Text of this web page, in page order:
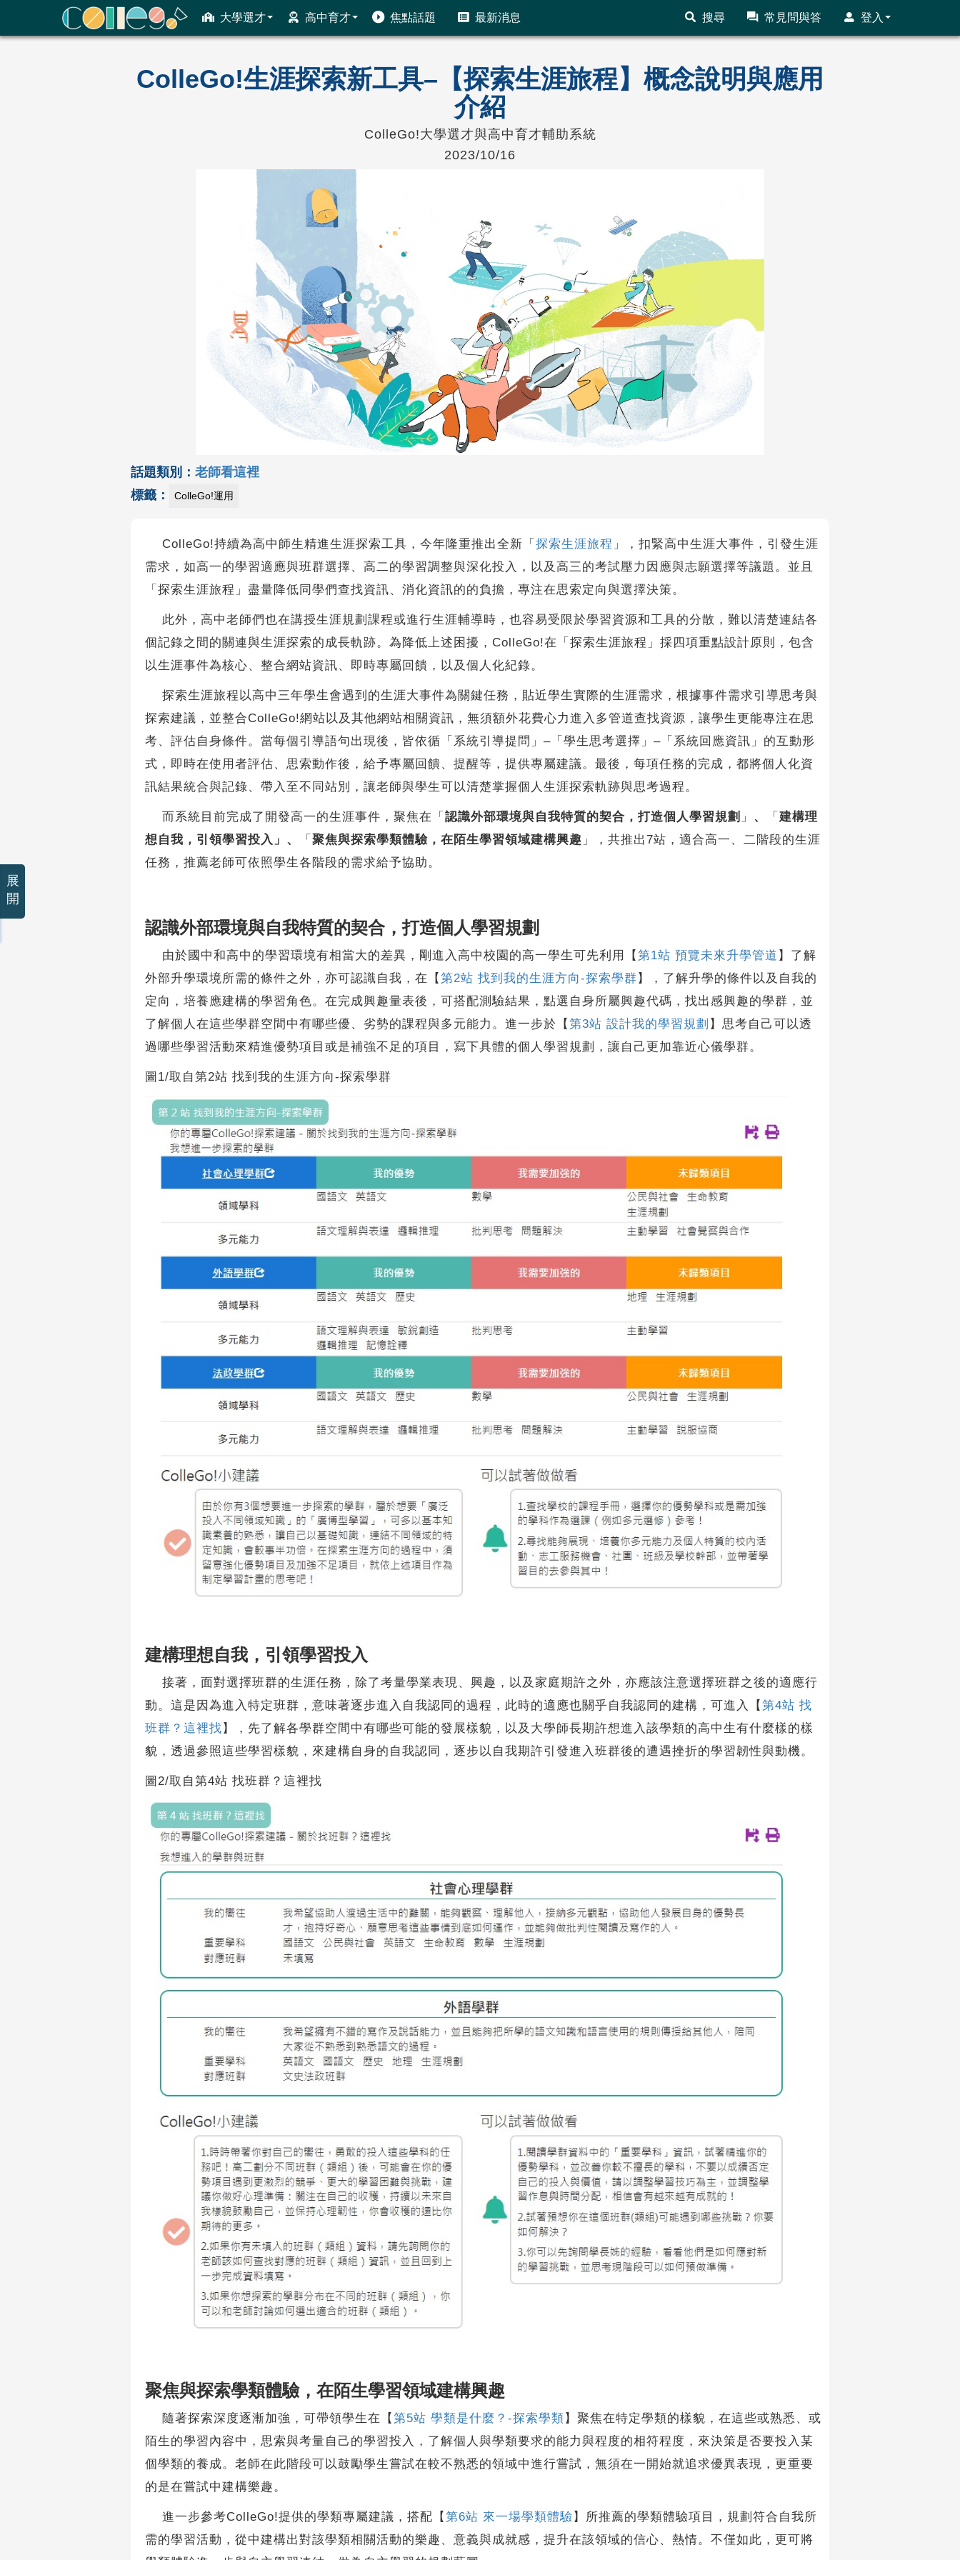
大學選才 高中育才 焦點話題 最新消息 搜尋 常見問與答 登入
ColleGo! 大學選才與高中育才輔助系統
ColleGo!生涯探索新工具–【探索生涯旅程】概念說明與應用
介紹
ColleGo!大學選才與高中育才輔助系統
2023/10/16
話題類別： 老師看這裡
標籤：
ColleGo!運用
ColleGo!持續為高中師生精進生涯探索工具，今年隆重推出全新「 探索生涯旅程 」，扣緊高中生涯大事件，引發生涯
需求，如高一的學習適應與班群選擇、高二的學習調整與深化投入，以及高三的考試壓力因應與志願選擇等議題。並且
「探索生涯旅程」盡量降低同學們查找資訊、消化資訊的的負擔，專注在思索定向與選擇決策。
此外，高中老師們也在講授生涯規劃課程或進行生涯輔導時，也容易受限於學習資源和工具的分散，難以清楚連結各
個記錄之間的關連與生涯探索的成長軌跡。為降低上述困擾，ColleGo!在「探索生涯旅程」採四項重點設計原則，包含
以生涯事件為核心、整合網站資訊、即時專屬回饋，以及個人化紀錄。
探索生涯旅程以高中三年學生會遇到的生涯大事件為關鍵任務，貼近學生實際的生涯需求，根據事件需求引導思考與
探索建議，並整合ColleGo!網站以及其他網站相關資訊，無須額外花費心力進入多管道查找資源，讓學生更能專注在思
考、評估自身條件。當每個引導語句出現後，皆依循「系統引導提問」–「學生思考選擇」–「系統回應資訊」的互動形
式，即時在使用者評估、思索動作後，給予專屬回饋、提醒等，提供專屬建議。最後，每項任務的完成，都將個人化資
訊結果統合與記錄、帶入至不同站別，讓老師與學生可以清楚掌握個人生涯探索軌跡與思考過程。
而系統目前完成了開發高一的生涯事件，聚焦在「 認識外部環境與自我特質的契合，打造個人學習規劃 」 、 「 建構理
想自我，引領學習投入」、
「 聚焦與探索學類體驗，在陌生學習領域建構興趣 」，共推出7站，適合高一、二階段的生涯
任務，推薦老師可依照學生各階段的需求給予協助。
認識外部環境與自我特質的契合，打造個人學習規劃
由於國中和高中的學習環境有相當大的差異，剛進入高中校園的高一學生可先利用【 第1站 預覽未來升學管道 】了解
外部升學環境所需的條件之外，亦可認識自我，在【 第2站 找到我的生涯方向-探索學群 】，了解升學的條件以及自我的
定向，培養應建構的學習角色。在完成興趣量表後，可搭配測驗結果，點選自身所屬興趣代碼，找出感興趣的學群，並
了解個人在這些學群空間中有哪些優、劣勢的課程與多元能力。進一步於【 第3站 設計我的學習規劃 】思考自己可以透
過哪些學習活動來精進優勢項目或是補強不足的項目，寫下具體的個人學習規劃，讓自己更加靠近心儀學群。
圖1/取自第2站 找到我的生涯方向-探索學群
建構理想自我，引領學習投入
接著，面對選擇班群的生涯任務，除了考量學業表現、興趣，以及家庭期許之外，亦應該注意選擇班群之後的適應行
動。這是因為進入特定班群，意味著逐步進入自我認同的過程，此時的適應也關乎自我認同的建構，可進入【 第4站 找
班群？這裡找 】，先了解各學群空間中有哪些可能的發展樣貌，以及大學師長期許想進入該學類的高中生有什麼樣的樣
貌，透過參照這些學習樣貌，來建構自身的自我認同，逐步以自我期許引發進入班群後的遭遇挫折的學習韌性與動機。
圖2/取自第4站 找班群？這裡找
聚焦與探索學類體驗，在陌生學習領域建構興趣
隨著探索深度逐漸加強，可帶領學生在【 第5站 學類是什麼？-探索學類 】聚焦在特定學類的樣貌，在這些或熟悉、或
陌生的學習內容中，思索與考量自己的學習投入，了解個人與學類要求的能力與程度的相符程度，來決策是否要投入某
個學類的養成。老師在此階段可以鼓勵學生嘗試在較不熟悉的領域中進行嘗試，無須在一開始就追求優異表現，更重要
的是在嘗試中建構樂趣。
進一步參考ColleGo!提供的學類專屬建議，搭配【 第6站 來一場學類體驗 】所推薦的學類體驗項目，規劃符合自我所
需的學習活動，從中建構出對該學類相關活動的樂趣、意義與成就感，提升在該領域的信心、熱情。不僅如此，更可將
展
開